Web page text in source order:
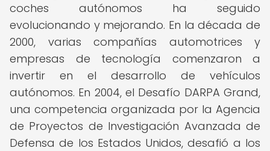
coches autónomos ha seguido
evolucionando y mejorando. En la década de
2000, varias compañías automotrices y
empresas de tecnología comenzaron a
invertir en el desarrollo de vehículos
autónomos. En 2004, el Desafío DARPA Grand,
una competencia organizada por la Agencia
de Proyectos de Investigación Avanzada de
Defensa de los Estados Unidos, desafió a los